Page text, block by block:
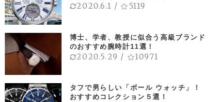
2020.6.1 / 5119
博士、学者、教授に似合う高級ブランド
のおすすめ腕時計11選！
2020.5.29 / 10971
タフで男らしい「ボール ウォッチ」！
おすすめコレクション５選！